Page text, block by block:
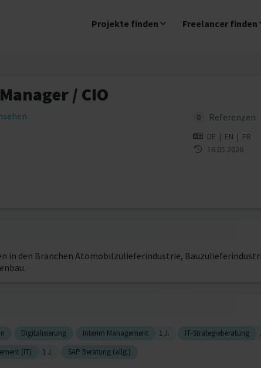
Projekte finden Freelancer finden
/ CIO
0 Referenzen
DE | EN | FR
16.05.2026
in den Branchen Atomobilzülieferindustrie,
Digitalisierung Interim Management 1 J. IT-Strategieberatung
(IT) 1 J. SAP Beratung (allg.)